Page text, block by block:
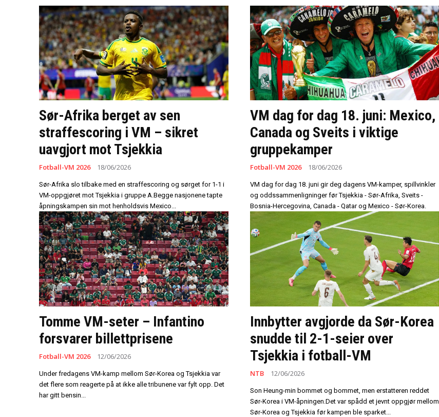
Sør-Afrika berget av sen
straffescoring i VM – sikret
uavgjort mot Tsjekkia
Fotball-VM 2026 18/06/2026
Sør-Afrika slo tilbake med en straffescoring og sørget for 1-1 i
VM-oppgjøret mot Tsjekkia i gruppe A.Begge nasjonene tapte
åpningskampen sin mot henholdsvis Mexico...
VM dag for dag 18. juni: Mexico,
Canada og Sveits i viktige
gruppekamper
Fotball-VM 2026 18/06/2026
VM dag for dag 18. juni gir deg dagens VM-kamper, spillvinkler
og oddssammenligninger før Tsjekkia - Sør-Afrika, Sveits -
Bosnia-Hercegovina, Canada - Qatar og Mexico - Sør-Korea.
Tomme VM-seter – Infantino
forsvarer billettprisene
Fotball-VM 2026 12/06/2026
Under fredagens VM-kamp mellom Sør-Korea og Tsjekkia var
det flere som reagerte på at ikke alle tribunene var fylt opp. Det
har gitt bensin...
Innbytter avgjorde da Sør-Korea
snudde til 2-1-seier over
Tsjekkia i fotball-VM
NTB 12/06/2026
Son Heung-min bommet og bommet, men erstatteren reddet
Sør-Korea i VM-åpningen.Det var spådd et jevnt oppgjør mellom
Sør-Korea og Tsjekkia før kampen ble sparket...